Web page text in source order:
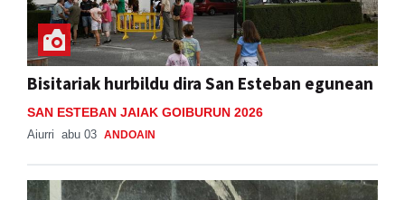
Bisitariak hurbildu dira San Esteban egunean
SAN ESTEBAN JAIAK GOIBURUN 2026
Aiurri abu 03 ANDOAIN